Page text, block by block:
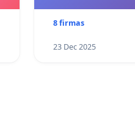
8 firmas
23 Dec 2025